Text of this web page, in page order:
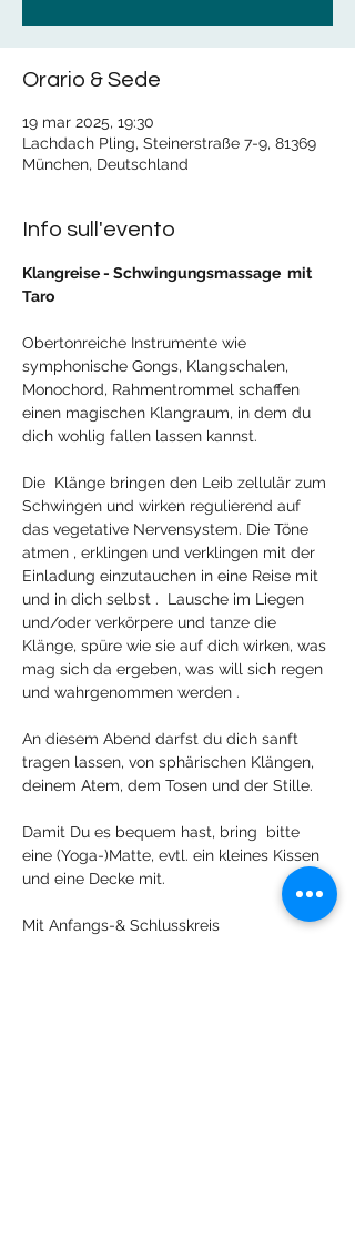
Orario & Sede
19 mar 2025, 19:30
Lachdach Pling, Steinerstraße 7-9, 81369
München, Deutschland
Info sull'evento
Klangreise - Schwingungsmassage  mit
Taro
Obertonreiche Instrumente wie
symphonische Gongs, Klangschalen,
Monochord, Rahmentrommel schaffen
einen magischen Klangraum, in dem du
dich wohlig fallen lassen kannst.
Die  Klänge bringen den Leib zellulär zum
Schwingen und wirken regulierend auf
das vegetative Nervensystem. Die Töne
atmen , erklingen und verklingen mit der
Einladung einzutauchen in eine Reise mit
und in dich selbst .  Lausche im Liegen
und/oder verkörpere und tanze die
Klänge, spüre wie sie auf dich wirken, was
mag sich da ergeben, was will sich regen
und wahrgenommen werden .
An diesem Abend darfst du dich sanft
tragen lassen, von sphärischen Klängen,
deinem Atem, dem Tosen und der Stille.
Damit Du es bequem hast, bring  bitte
eine (Yoga-)Matte, evtl. ein kleines Kissen
und eine Decke mit.
Mit Anfangs-& Schlusskreis